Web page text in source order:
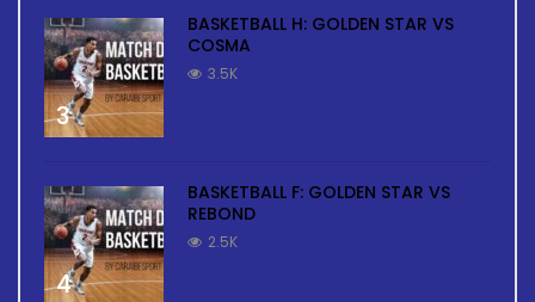
3
BASKETBALL H: GOLDEN STAR VS
COSMA
3.5K
4
BASKETBALL F: GOLDEN STAR VS
REBOND
2.5K